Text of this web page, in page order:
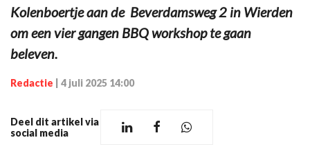
Kolenboertje aan de Beverdamsweg 2 in Wierden
om een vier gangen BBQ workshop te gaan
beleven.
Redactie 4 juli 2025 14:00
Deel dit artikel via
social media